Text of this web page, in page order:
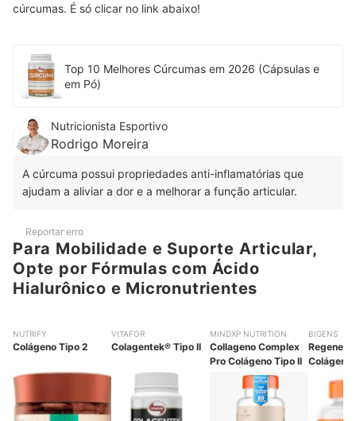
cúrcumas. É só clicar no link abaixo!
Top 10 Melhores Cúrcumas em 2026 (Cápsulas e
em Pó)
Nutricionista Esportivo
Rodrigo Moreira
A cúrcuma possui propriedades anti-inflamatórias que
ajudam a aliviar a dor e a melhorar a função articular.
Reportar erro
Para Mobilidade e Suporte Articular,
Opte por Fórmulas com Ácido
Hialurônico e Micronutrientes
NUTRIFY
Colágeno Tipo 2
VITAFOR
Colagentek® Tipo II
MINDXP NUTRITION
Collageno Complex
Pro Colágeno Tipo II
BIGENS
Regener
Colágeno